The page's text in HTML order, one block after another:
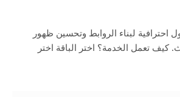
احترافية لبناء الروابط وتحسين ظهور
كيف تعمل الخدمة؟ اختر الباقة اختر